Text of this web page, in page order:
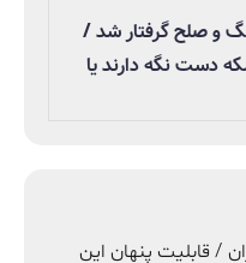
و صلح گرفتار شد /
دست نگه دارند یا
/ قابلیت پنهان این